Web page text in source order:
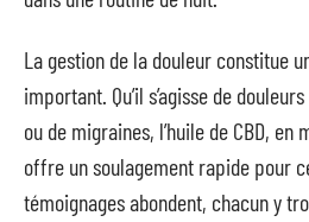
La gestion de la douleur constitue
important. Qu’il s’agisse de
ou de migraines, l’huile de CBD, en
offre un soulagement rapide pour
témoignages abondent, chacun y